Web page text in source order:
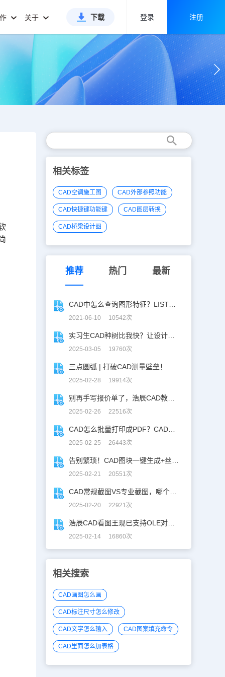
关于 下载 登录 注册
相关标签
CAD空调施工图 CAD外部参照功能
CAD快捷键功能键 CAD图层转换
CAD桥梁设计图
推荐 热门 最新
2021-06-10 10542次
2025-03-05 19760次
三点圆弧 | 打破CAD测量壁垒！
2025-02-28 19914次
2025-02-26 22516次
2025-02-25 26443次
2025-02-21 20551次
2025-02-20 22921次
2025-02-14 16860次
相关搜索
CAD画图怎么画
CAD标注尺寸怎么修改
CAD文字怎么输入 CAD图案填充命令
CAD里面怎么加表格